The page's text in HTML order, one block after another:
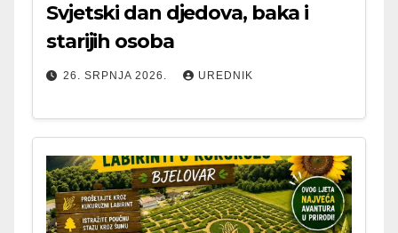
Svjetski dan djedova, baka i
starijih osoba
26. SRPNJA 2026. UREDNIK